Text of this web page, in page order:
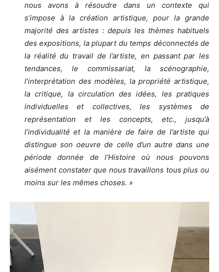
nous avons à résoudre dans un contexte qui
s’impose à la création artistique, pour la grande
majorité des artistes : depuis les thèmes habituels
des expositions, la plupart du temps déconnectés de
la réalité du travail de l’artiste, en passant par les
tendances, le commissariat, la scénographie,
l’interprétation des modèles, la propriété artistique,
la critique, la circulation des idées, les pratiques
individuelles et collectives, les systèmes de
représentation et les concepts, etc., jusqu’à
l’individualité et la manière de faire de l’artiste qui
distingue son oeuvre de celle d’un autre dans une
période donnée de l’Histoire où nous pouvons
aisément constater que nous travaillons tous plus ou
moins sur les mêmes choses. »